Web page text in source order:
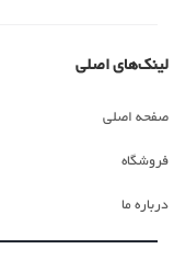
لینک‌های اصلی
صفحه اصلی
فروشگاه
درباره ما